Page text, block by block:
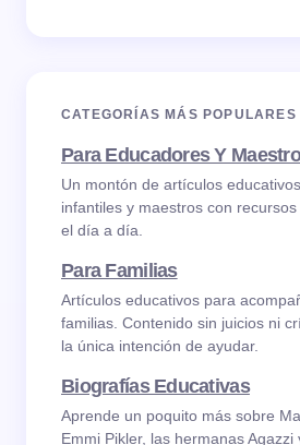
CATEGORÍAS MÁS POPULARES
Para Educadores Y
Un montón de artículos
infantiles y maestros con
el día a día.
Para Familias
Artículos educativos para
familias. Contenido sin juicios ni
la única intención de ayudar.
Biografías Educativas
Aprende un poquito más sobre
Emmi Pikler, las hermanas